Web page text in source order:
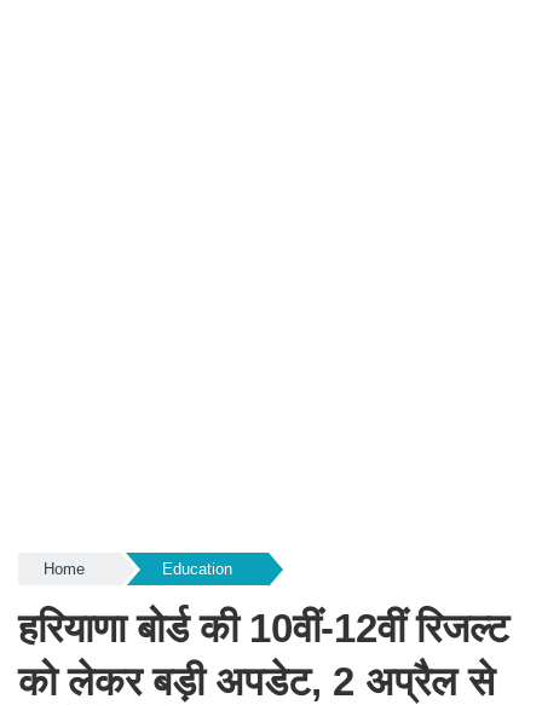
Home Education
हरियाणा बोर्ड की 10वीं-12वीं रिजल्ट
को लेकर बड़ी अपडेट, 2 अप्रैल से